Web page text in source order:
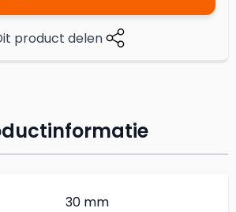
product delen
30 mm